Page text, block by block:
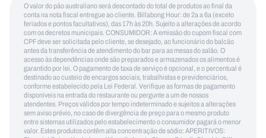
O valor do pão australiano será descontado do total de produtos ao final da
conta na nota fiscal entregue ao cliente. Billabong Hour: de 2a a 6a (exceto
feriados e pontos facultativos), das 17h às 20h. Sujeito a alterações de acordo
com os decretos municipais. CONSUMIDOR: A emissão do cupom fiscal com
CPF deve ser solicitada pelo cliente, se desejado, ao funcionário do balcão
antes da transferência de atendimento do bar para as mesas do salão. O
acesso às dependências onde são preparados e armazenados os alimentos é
garantido por lei. O pagamento de taxa de serviço é opcional, e o percentual é
destinado ao custeio de encargos sociais, trabalhistas e previdenciários,
conforme estabelecido pela Lei Federal. Verifique as formas de pagamento
disponíveis na entrada do restaurante ou pergunte a um de nossos
atendentes. Preços válidos por tempo indeterminado e sujeitos a alterações
sem aviso prévio, no caso de divergência de preço para o mesmo produto
entre sistemas utilizados pelo estabelecimento o consumidor pagará o menor
valor. Estes produtos contêm alta concentração de sódio: APERITIVOS: